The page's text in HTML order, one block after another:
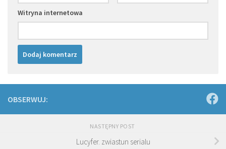
Witryna internetowa
OBSERWUJ:
NASTĘPNY POST
Lucyfer. zwiastun serialu